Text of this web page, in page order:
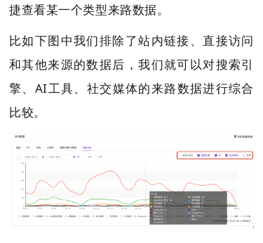
捷查看某一个类型来路数据。
比如下图中我们排除了站内链接、直接访问
和其他来源的数据后，我们就可以对搜索引
擎、AI工具、社交媒体的来路数据进行综合
比较。